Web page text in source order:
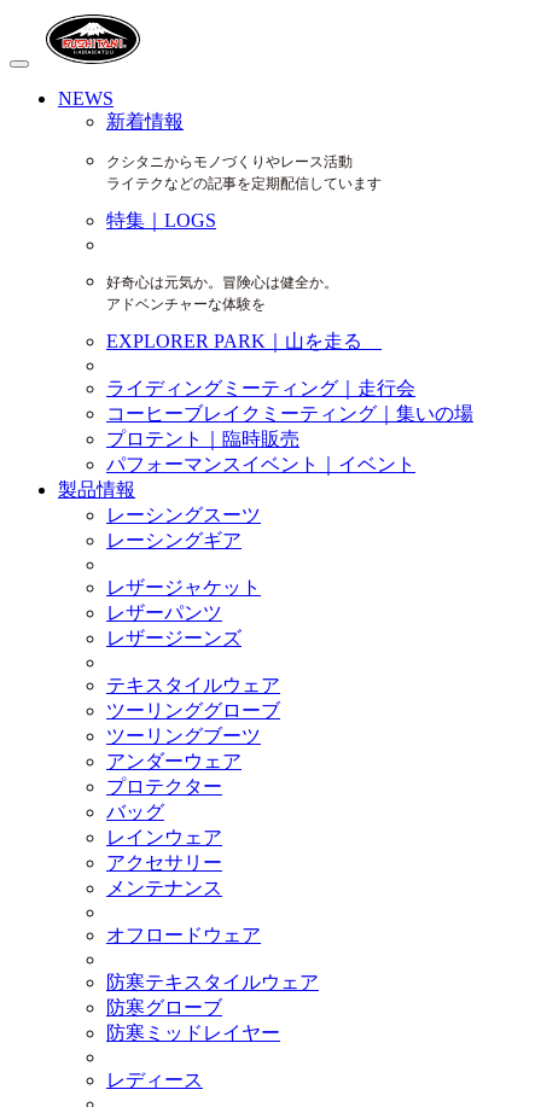
NEWS
新着情報
クシタニからモノづくりやレース活動
ライテクなどの記事を定期配信しています
特集｜LOGS
好奇心は元気か。冒険心は健全か。
アドベンチャーな体験を
EXPLORER PARK｜山を走る
ライディングミーティング｜走行会
コーヒーブレイクミーティング｜集いの場
プロテント｜臨時販売
パフォーマンスイベント｜イベント
製品情報
レーシングスーツ
レーシングギア
レザージャケット
レザーパンツ
レザージーンズ
テキスタイルウェア
ツーリンググローブ
ツーリングブーツ
アンダーウェア
プロテクター
バッグ
レインウェア
アクセサリー
メンテナンス
オフロードウェア
防寒テキスタイルウェア
防寒グローブ
防寒ミッドレイヤー
レディース